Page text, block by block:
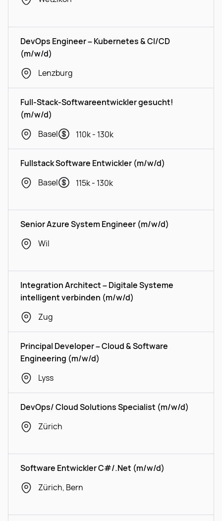
DevOps Engineer – Kubernetes & CI/CD
(m/w/d)
Lenzburg
Full-Stack-Softwareentwickler gesucht!
(m/w/d)
Basel
110k - 130k
Fullstack Software Entwickler (m/w/d)
Basel
115k - 130k
Senior Azure System Engineer (m/w/d)
Wil
Integration Architect – Digitale Systeme
intelligent verbinden (m/w/d)
Zug
Principal Developer – Cloud & Software
Engineering (m/w/d)
Lyss
DevOps/ Cloud Solutions Specialist (m/w/d)
Zürich
Software Entwickler C#/.Net (m/w/d)
Zürich, Bern